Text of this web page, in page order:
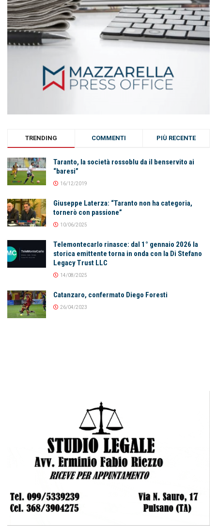
TRENDING COMMENTI PIÙ RECENTE
Taranto, la società rossoblu da il benservito ai
“baresi”
16/12/2019
Giuseppe Laterza: “Taranto non ha categoria,
tornerò con passione”
10/06/2025
Telemontecarlo rinasce: dal 1° gennaio 2026 la
storica emittente torna in onda con la Di Stefano
Legacy Trust LLC
14/08/2025
Catanzaro, confermato Diego Foresti
26/04/2023